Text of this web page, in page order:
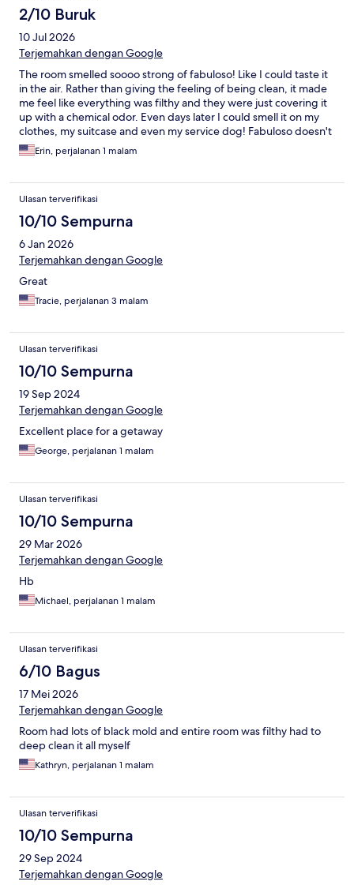
2/10 Buruk
10 Jul 2026
Terjemahkan dengan Google
The room smelled soooo strong of fabuloso! Like I could taste it
in the air. Rather than giving the feeling of being clean, it made
me feel like everything was filthy and they were just covering it
up with a chemical odor. Even days later I could smell it on my
clothes, my suitcase and even my service dog! Fabuloso doesn't
actually clean anything, they need to switch to a real cleaner that
actually disinfects!
Erin, perjalanan 1 malam
Ulasan terverifikasi
10/10 Sempurna
6 Jan 2026
Terjemahkan dengan Google
Great
Tracie, perjalanan 3 malam
Ulasan terverifikasi
10/10 Sempurna
19 Sep 2024
Terjemahkan dengan Google
Excellent place for a getaway
George, perjalanan 1 malam
Ulasan terverifikasi
10/10 Sempurna
29 Mar 2026
Terjemahkan dengan Google
Hb
Michael, perjalanan 1 malam
Ulasan terverifikasi
6/10 Bagus
17 Mei 2026
Terjemahkan dengan Google
Room had lots of black mold and entire room was filthy had to
deep clean it all myself
Kathryn, perjalanan 1 malam
Ulasan terverifikasi
10/10 Sempurna
29 Sep 2024
Terjemahkan dengan Google